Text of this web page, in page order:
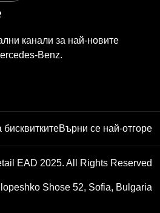
канали за най-новите
Benz.
Върни се най-отгоре
EAD 2025. All Rights Reserved
Shose 52, Sofia, Bulgaria